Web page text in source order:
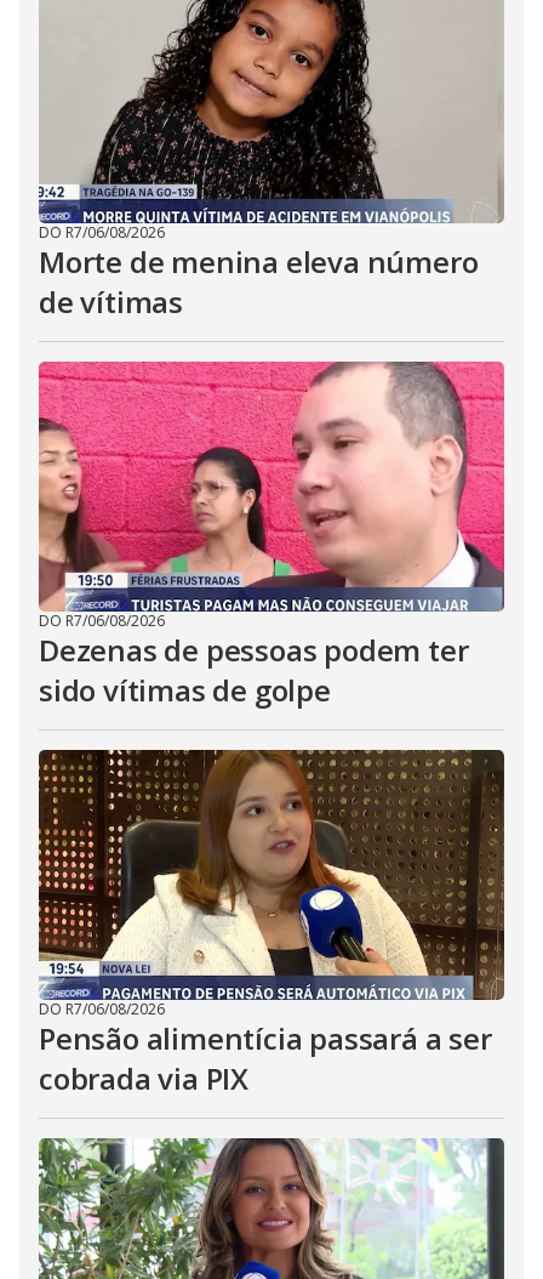
DO R7/06/08/2026
Morte de menina eleva número
de vítimas
DO R7/06/08/2026
Dezenas de pessoas podem ter
sido vítimas de golpe
DO R7/06/08/2026
Pensão alimentícia passará a ser
cobrada via PIX